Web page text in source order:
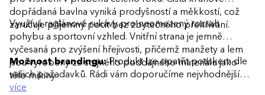
dopřádaná bavlna vyniká prodyšností a měkkostí, což
zaručuje příjemný pocit bez zbytečného přehřívání.
Využívá raglánové rukávy pro neomezený rozsah
pohybu a sportovní vzhled. Vnitřní strana je jemně
vyčesaná pro zvýšení hřejivosti, přičemž manžety a lem
jsou vyrobeny ze stejného poddajného materiálu jako
tělo mikiny.
Možnost brandingu:Produkt lze opatřit potiskem dle
vašich požadavků. Rádi vám doporučíme nejvhodnější
technologii potisku s ohledem na design i váš rozpočet.
více